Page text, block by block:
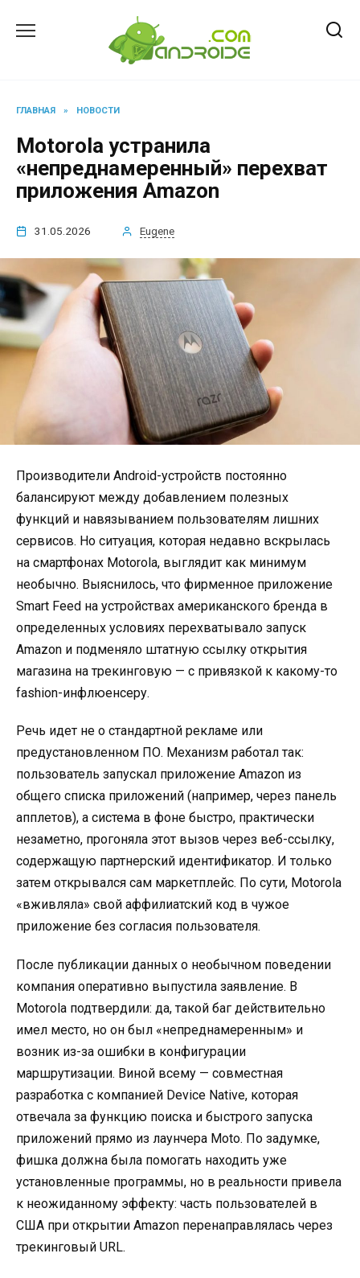
ГЛАВНАЯ » НОВОСТИ
Motorola устранила
«непреднамеренный» перехват
приложения Amazon
31.05.2026 Eugene
Производители Android-устройств постоянно
балансируют между добавлением полезных
функций и навязыванием пользователям лишних
сервисов. Но ситуация, которая недавно вскрылась
на смартфонах Motorola, выглядит как минимум
необычно. Выяснилось, что фирменное приложение
Smart Feed на устройствах американского бренда в
определенных условиях перехватывало запуск
Amazon и подменяло штатную ссылку открытия
магазина на трекинговую — с привязкой к какому-то
fashion-инфлюенсеру.
Речь идет не о стандартной рекламе или
предустановленном ПО. Механизм работал так:
пользователь запускал приложение Amazon из
общего списка приложений (например, через панель
апплетов), а система в фоне быстро, практически
незаметно, прогоняла этот вызов через веб-ссылку,
содержащую партнерский идентификатор. И только
затем открывался сам маркетплейс. По сути, Motorola
«вживляла» свой аффилиатский код в чужое
приложение без согласия пользователя.
После публикации данных о необычном поведении
компания оперативно выпустила заявление. В
Motorola подтвердили: да, такой баг действительно
имел место, но он был «непреднамеренным» и
возник из-за ошибки в конфигурации
маршрутизации. Виной всему — совместная
разработка с компанией Device Native, которая
отвечала за функцию поиска и быстрого запуска
приложений прямо из лаунчера Moto. По задумке,
фишка должна была помогать находить уже
установленные программы, но в реальности привела
к неожиданному эффекту: часть пользователей в
США при открытии Amazon перенаправлялась через
трекинговый URL.